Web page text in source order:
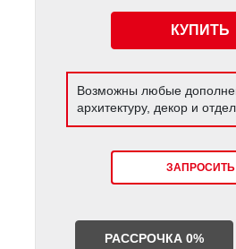
КУПИТЬ
Возможны любые
архитектуру, декор и
ЗАПРОСИТЬ
РАССРОЧКА 0%